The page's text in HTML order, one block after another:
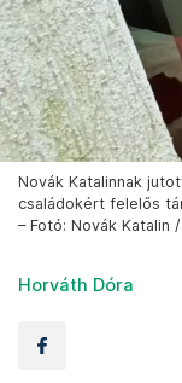
Novák Katalinnak
családokért felelős
– Fotó: Novák Katalin
Horváth Dóra